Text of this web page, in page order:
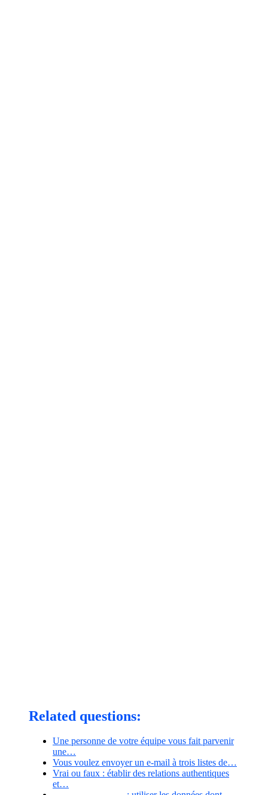
Related questions:
Une personne de votre équipe vous fait parvenir
une…
Vous voulez envoyer un e-mail à trois listes de…
Vrai ou faux : établir des relations authentiques
et…